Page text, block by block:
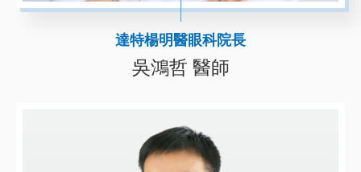
達特楊明醫眼科院長
吳鴻哲 醫師